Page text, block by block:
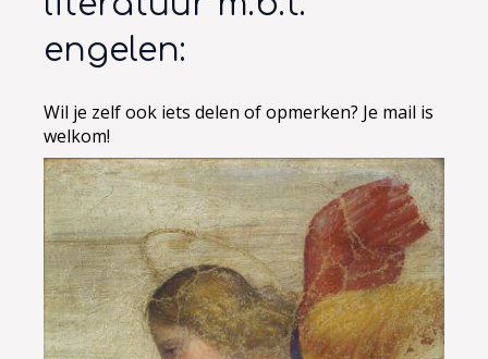
engelen:
Wil je zelf ook iets delen of opmerken? Je mail is
welkom!